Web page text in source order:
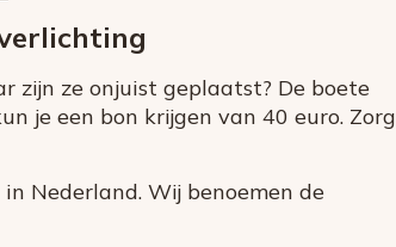
zijn ze onjuist geplaatst? De boete
je een bon krijgen van 40 euro. Zorg
Nederland. Wij benoemen de